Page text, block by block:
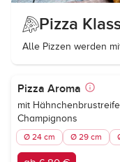
Pizza
Alle Pizzen werden
Pizza Aroma
mit
Champignons
Ø 24 cm Ø 29 cm